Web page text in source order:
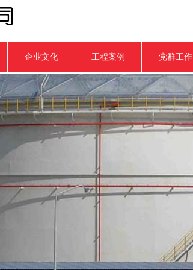
企业文化 工程案例 党群工作